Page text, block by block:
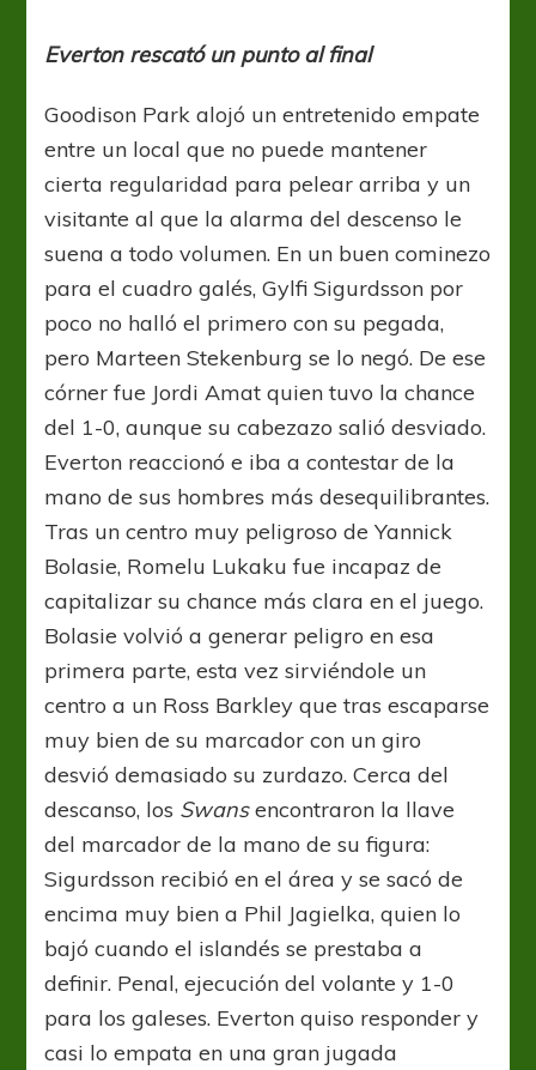
Everton rescató un punto al final
Goodison Park alojó un entretenido empate
entre un local que no puede mantener
cierta regularidad para pelear arriba y un
visitante al que la alarma del descenso le
suena a todo volumen. En un buen cominezo
para el cuadro galés, Gylfi Sigurdsson por
poco no halló el primero con su pegada,
pero Marteen Stekenburg se lo negó. De ese
córner fue Jordi Amat quien tuvo la chance
del 1-0, aunque su cabezazo salió desviado.
Everton reaccionó e iba a contestar de la
mano de sus hombres más desequilibrantes.
Tras un centro muy peligroso de Yannick
Bolasie, Romelu Lukaku fue incapaz de
capitalizar su chance más clara en el juego.
Bolasie volvió a generar peligro en esa
primera parte, esta vez sirviéndole un
centro a un Ross Barkley que tras escaparse
muy bien de su marcador con un giro
desvió demasiado su zurdazo. Cerca del
descanso, los Swansencontraron la llave
del marcador de la mano de su figura:
Sigurdsson recibió en el área y se sacó de
encima muy bien a Phil Jagielka, quien lo
bajó cuando el islandés se prestaba a
definir. Penal, ejecución del volante y 1-0
para los galeses. Everton quiso responder y
casi lo empata en una gran jugada